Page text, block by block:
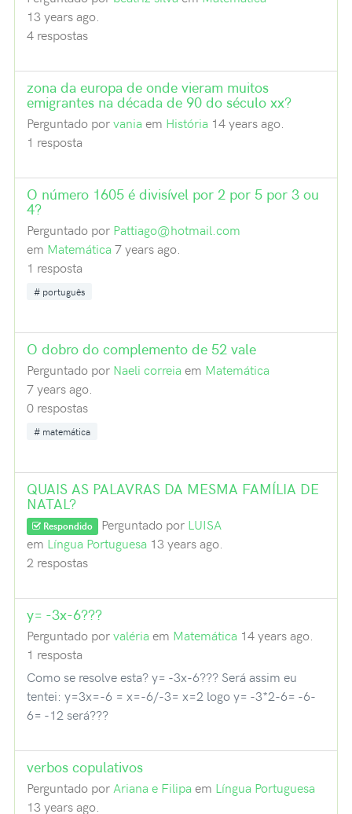
13 years ago.
4 respostas
zona da europa de onde vieram muitos
emigrantes na década de 90 do século xx?
Perguntado porvaniaem História 14 years ago.
1 resposta
O número 1605 é divisível por 2 por 5 por 3 ou
4?
Perguntado por Pattiago@hotmail.com
em Matemática7 years ago.
1 resposta
português
O dobro do complemento de 52 vale
Perguntado por Naeli correiaem Matemática
7 years ago.
0 respostas
matemática
QUAIS AS PALAVRAS DA MESMA FAMÍLIA DE
NATAL?
Respondido Perguntado por LUISA
em Língua Portuguesa 13 years ago.
2 respostas
y= -3x-6???
Perguntado porvalériaem Matemática 14 years ago.
1 resposta
Como se resolve esta? y= -3x-6??? Será assim eu
tentei: y=3x=-6 = x=-6/-3= x=2 logo y= -3*2-6= -6-
6= -12 será???
verbos copulativos
Perguntado por Ariana e Filipaem Língua Portuguesa
13 years ago.